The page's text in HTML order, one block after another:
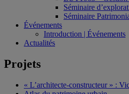
Séminaire
Séminaire
Événements
Introduction | Événements
Actualités
Projets
« L’architecte-constructeur » :